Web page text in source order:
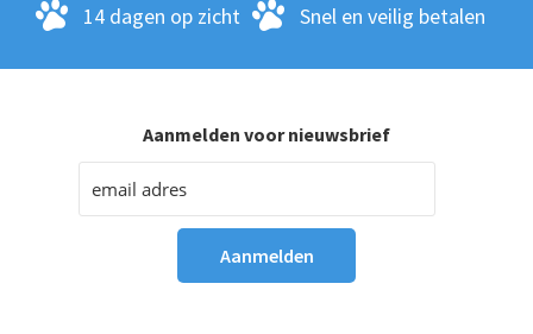
14 dagen op zicht
Snel en veilig betalen
Aanmelden voor nieuwsbrief